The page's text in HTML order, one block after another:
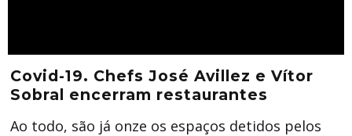
Covid-19. Chefs José Avillez e Vítor
Sobral encerram restaurantes
Ao todo, são já onze os espaços detidos pelos